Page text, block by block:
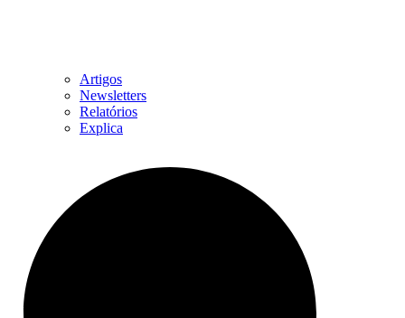
Artigos
Newsletters
Relatórios
Explica